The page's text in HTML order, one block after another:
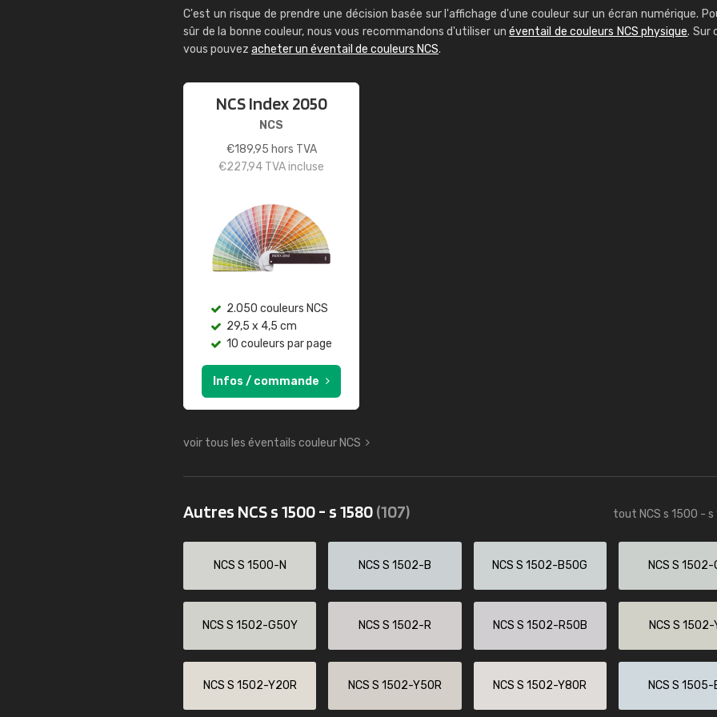
C'est un risque de prendre une décision basée sur l'affichage d'une couleur sur un écran numérique.
sûr de la bonne couleur, nous vous recommandons d'utiliser unéventail de couleurs NCS physique. Sur
vous pouvez acheter un éventail de couleurs NCS.
NCS Index 2050
NCS
€189,95 hors TVA
€227,94 TVA incluse
2.050 couleurs NCS
29,5 x 4,5 cm
10 couleurs par page
Infos / commande
voir tous les éventails couleur NCS
Autres NCS s 1500 - s 1580(107) tout NCS s 1500 - s
NCS S 1500-N NCS S 1502-B NCS S 1502-B50G NCS S 1502-
NCS S 1502-G50Y NCS S 1502-R NCS S 1502-R50B NCS S 1502-
NCS S 1502-Y20R NCS S 1502-Y50R NCS S 1502-Y80R NCS S 1505-